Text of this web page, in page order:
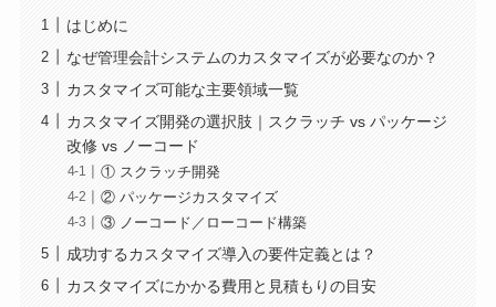
はじめに
なぜ管理会計システムのカスタマイズが必要なのか？
カスタマイズ可能な主要領域一覧
カスタマイズ開発の選択肢｜スクラッチ vs パッケージ
改修 vs ノーコード
① スクラッチ開発
② パッケージカスタマイズ
③ ノーコード／ローコード構築
成功するカスタマイズ導入の要件定義とは？
カスタマイズにかかる費用と見積もりの目安